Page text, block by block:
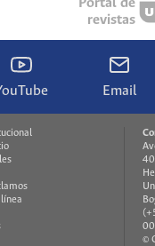
Portal de
revistas
Email
©